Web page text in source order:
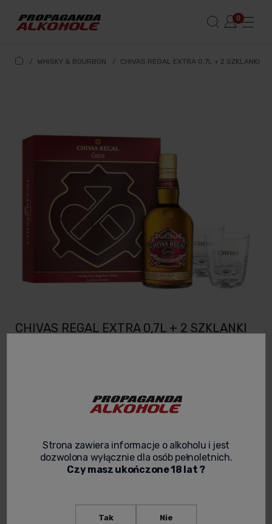
/ WHISKY & BOURBON / CHIVAS REGAL EXTRA 0,7L + 2 SZKLANKI
CHIVAS REGAL EXTRA 0,7L + 2 SZKLANKI
129,27 zł
poleć znajomemu
Strona zawiera informacje o alkoholu i jest
dozwolona wyłącznie dla osób pełnoletnich.
Czy masz ukończone 18 lat ?
Tak Nie